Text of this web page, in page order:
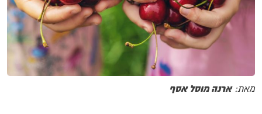
מאת:ארנה מוסל אסף